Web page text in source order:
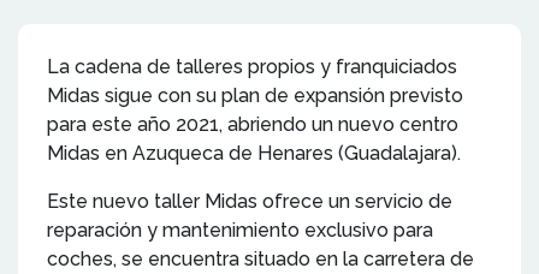
La cadena de talleres propios y franquiciados
Midas sigue con su plan de expansión previsto
para este año 2021, abriendo un nuevo centro
Midas en Azuqueca de Henares (Guadalajara).
Este nuevo taller Midas ofrece un servicio de
reparación y mantenimiento exclusivo para
coches, se encuentra situado en la carretera de